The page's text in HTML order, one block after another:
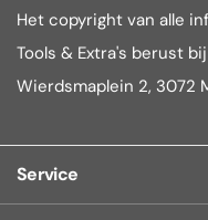
Het copyright van alle
Tools & Extra's berust
Wierdsmaplein 2, 3072
Service